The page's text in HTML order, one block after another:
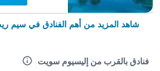
شاهد المزيد من أهم الفنادق في سيم
فنادق بالقرب من إليسيوم سويت